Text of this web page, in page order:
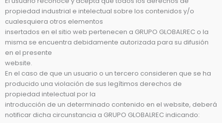
propiedad industrial e intelectual sobre los contenidos y/o
cualesquiera otros elementos
insertados en el sitio web pertenecen a GRUPO GLOBALREC o la
misma se encuentra debidamente autorizada para su difusión
en el presente
website.
En el caso de que un usuario o un tercero consideren que se ha
producido una violación de sus legítimos derechos de
propiedad intelectual por la
introducción de un determinado contenido en el website, deberá
notificar dicha circunstancia a GRUPO GLOBALREC indicando: